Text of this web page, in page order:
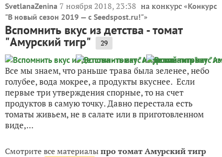
SvetlanaZenina 7 ноября 2018, 23:38 на конкурс «Конкурс
"В новый сезон 2019 — с Seedspost.ru!"»
Вспомнить вкус из детства - томат
"Амурский тигр" 29
Все мы знаем, что раньше трава была зеленее, небо
голубее, вода мокрее, а продукты вкуснее. Если
первые три утверждения спорные, то на счет
продуктов в самую точку. Давно перестала есть
томаты живьем, не в салате или в приготовленном
виде,...
Смотрите все материалыпро томат Амурский тигр